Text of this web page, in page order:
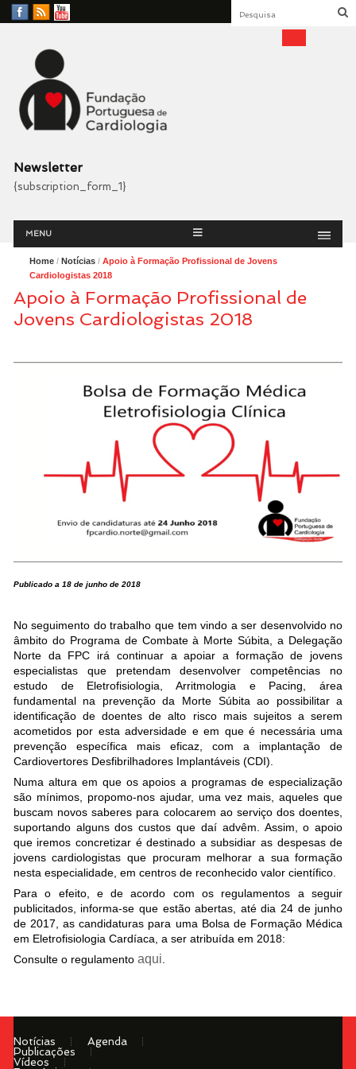
Facebook
RSS
YouTube
Fundação Portuguesa
Cardiologia
Newsletter
{subscription_form_1}
Menu
MENU
Home/ Notícias/ Apoio à Formação Profissional de Jovens
Cardiologistas 2018
Apoio à Formação Profissional de
Jovens Cardiologistas 2018
Publicado a 18 de junho de 2018
No seguimento do trabalho que tem vindo a ser desenvolvido no
âmbito do Programa de Combate à Morte Súbita, a Delegação
Norte da FPC irá continuar a apoiar a formação de jovens
especialistas que pretendam desenvolver competências no
estudo de Eletrofisiologia, Arritmologia e Pacing, área
fundamental na prevenção da Morte Súbita ao possibilitar a
identificação de doentes de alto risco mais sujeitos a serem
acometidos por esta adversidade e em que é necessária uma
prevenção específica mais eficaz, com a implantação de
Cardiovertores Desfibrilhadores Implantáveis (CDI).
Numa altura em que os apoios a programas de especialização
são mínimos, propomo-nos ajudar, uma vez mais, aqueles que
buscam novos saberes para colocarem ao serviço dos doentes,
suportando alguns dos custos que daí advêm. Assim, o apoio
que iremos concretizar é destinado a subsidiar as despesas de
jovens cardiologistas que procuram melhorar a sua formação
nesta especialidade, em centros de reconhecido valor científico.
Para o efeito, e de acordo com os regulamentos a seguir
publicitados, informa-se que estão abertas, até dia 24 de junho
de 2017, as candidaturas para uma Bolsa de Formação Médica
em Eletrofisiologia Cardíaca, a ser atribuída em 2018:
Consulte o regulamento aqui.
Notícias
Agenda
Publicações
Vídeos